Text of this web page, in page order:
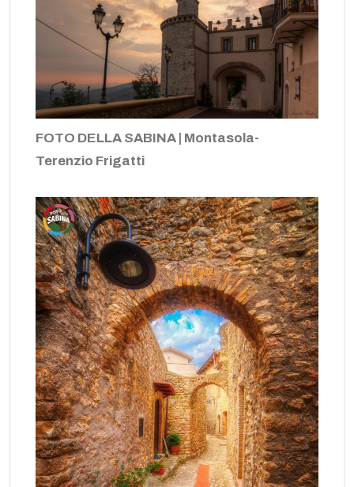
FOTO DELLA SABINA | Montasola-
Terenzio Frigatti